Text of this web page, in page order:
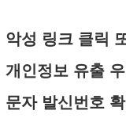
악성 링크 클릭
개인정보 유출
문자 발신번호